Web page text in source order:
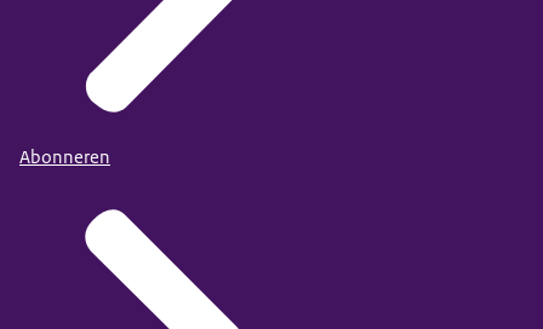
Abonneren